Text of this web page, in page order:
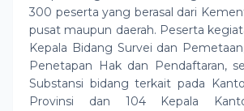
300 peserta yang berasal dari
pusat maupun daerah. Peserta
Kepala Bidang Survei dan
Penetapan Hak dan Pendaftaran,
Substansi bidang terkait pada
Provinsi dan 104 Kepala